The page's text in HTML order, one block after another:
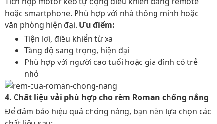
hoặc smartphone. Phù hợp với nhà thông minh hoặc
văn phòng hiện đại. Ưu điểm:
Tiện lợi, điều khiển từ xa
Tăng độ sang trọng, hiện đại
Phù hợp với người cao tuổi hoặc gia đình có trẻ
nhỏ
4. Chất liệu vải phù hợp cho rèm Roman chống nắng
Để đảm bảo hiệu quả chống nắng, bạn nên lựa chọn các